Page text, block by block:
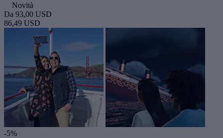
Novità
Da 93,00 USD
86,49 USD
-5%